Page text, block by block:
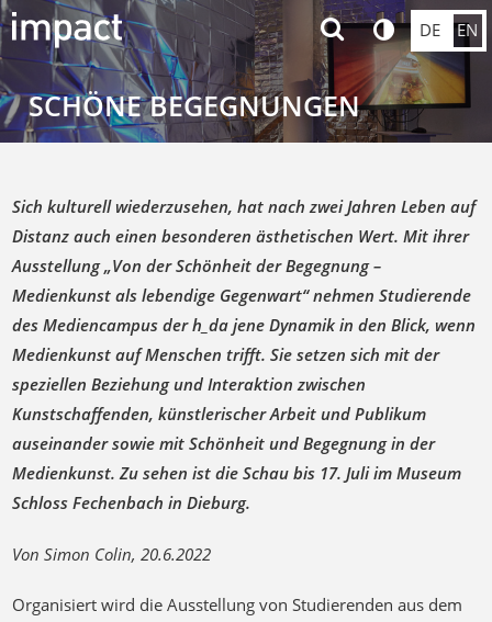
DE EN
SCHÖNE BEGEGNUNGEN
Sich kulturell wiederzusehen, hat nach zwei Jahren Leben auf
Distanz auch einen besonderen ästhetischen Wert. Mit ihrer
Ausstellung „Von der Schönheit der Begegnung –
Medienkunst als lebendige Gegenwart“ nehmen Studierende
des Mediencampus der h_da jene Dynamik in den Blick, wenn
Medienkunst auf Menschen trifft. Sie setzen sich mit der
speziellen Beziehung und Interaktion zwischen
Kunstschaffenden, künstlerischer Arbeit und Publikum
auseinander sowie mit Schönheit und Begegnung in der
Medienkunst. Zu sehen ist die Schau bis 17. Juli imMuseum
Schloss Fechenbach in Dieburg.
Von Simon Colin, 20.6.2022
Organisiert wird die Ausstellung von Studierenden aus dem